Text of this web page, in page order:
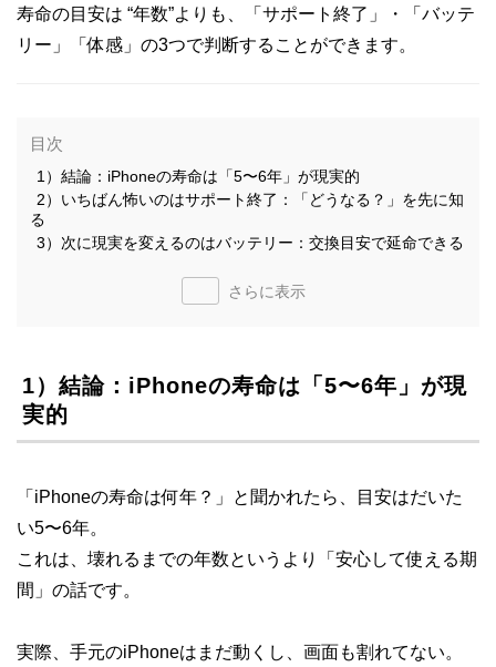
寿命の目安は “年数”よりも、「サポート終了」・「バッテ
リー」「体感」の3つで判断することができます。
目次
1）結論：iPhoneの寿命は「5〜6年」が現実的
2）いちばん怖いのはサポート終了：「どうなる？」を先に知
る
3）次に現実を変えるのはバッテリー：交換目安で延命できる
さらに表示
1）結論：iPhoneの寿命は「5〜6年」が現
実的
「iPhoneの寿命は何年？」と聞かれたら、目安はだいた
い5〜6年。
これは、壊れるまでの年数というより「安心して使える期
間」の話です。
実際、手元のiPhoneはまだ動くし、画面も割れてない。